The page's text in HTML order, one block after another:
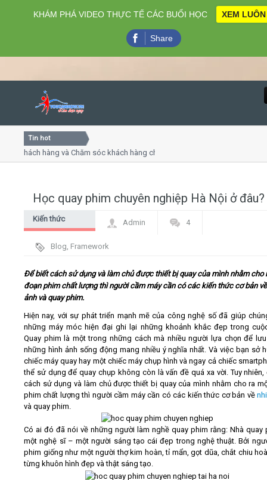
Close
Home
Giới thiệu
Video
Kiến thức
Liên hệ - Đăng ký
Tìm kiếm
Tin hot
hàng và Chăm sóc khách hàng chuyên nghiệp
Học quay phim chuyên nghiệp Hà Nội ở đâu?
Kiến thức
Admin 4
Blog, Framework
Để biết cách sử dụng và làm chủ được thiết bị quay của mình nhằm cho
đoạn phim chất lượng thì người cầm máy cần có các kiến thức cơ bản
ảnh và quay phim.
Hiện nay, với sự phát triển mạnh mẽ của công nghệ số đã giúp
những máy móc hiện đại ghi lại những khoảnh khắc đẹp trong
Quay phim là một trong những cách mà nhiều người lựa chọn để
những hình ảnh sống động mang nhiều ý nghĩa nhất. Và việc bạn sở
chiếc máy quay hay một chiếc máy chụp hình và ngay cả chiếc
thể sử dụng để quay chụp không còn là vấn đề quá xa vời. Tuy nhiên,
cách sử dụng và làm chủ được thiết bị quay của mình nhằm cho ra
phim chất lượng thì người cầm máy cần có các kiến thức cơ bản về
và quay phim.
Có ai đó đã nói về những người làm nghề quay phim rằng: Nhà quay
một nghệ sĩ – một người sáng tạo cái đẹp trong nghệ thuật. Bởi
phim giống như một người thợ kim hoàn, tỉ mẩn, gọt dũa, chắt chiu
từng khuôn hình đẹp và thật sáng tạo.
KHÁM PHÁ VIDEO THỰC TẾ CÁC BUỔI HỌC XEM LUÔN
Share